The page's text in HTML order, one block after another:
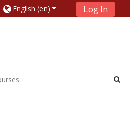
English ‎(en)‎ Log In